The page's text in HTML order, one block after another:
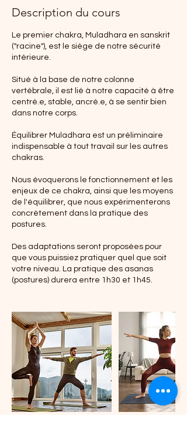
Description du cours
Le premier chakra, Muladhara en sanskrit
("racine"), est le siège de notre sécurité
intérieure.
Situé à la base de notre colonne
vertébrale, il est lié à notre capacité à être
centré.e, stable, ancré.e, à se sentir bien
dans notre corps.
Équilibrer Muladhara est un préliminaire
indispensable à tout travail sur les autres
chakras.
Nous évoquerons le fonctionnement et les
enjeux de ce chakra, ainsi que les moyens
de l'équilibrer, que nous expérimenterons
concrètement dans la pratique des
postures.
Des adaptations seront proposées pour
que vous puissiez pratiquer quel que soit
votre niveau. La pratique des asanas